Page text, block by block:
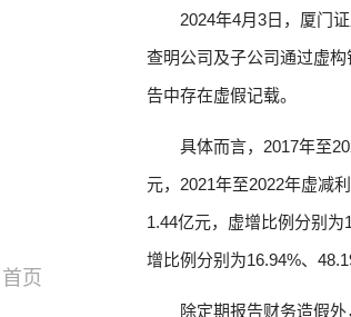
首页
2024年4月3日，厦门
查明公司及子公司通过虚
告中存在虚假记载。
具体而言，2017年至
元，2021年至2022年虚减
1.44亿元，虚增比例分别
增比例分别为16.94%、
除定期报告财务造假外